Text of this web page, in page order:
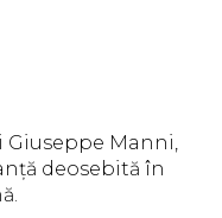
Manni,
deosebită în